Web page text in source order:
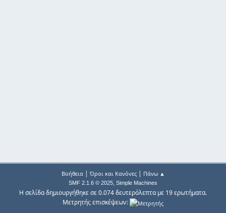
Βοήθεια| Όροι και Κανόνες| Πάνω ▲
SMF 2.1.6 © 2025, Simple Machines
Η σελίδα δημιουργήθηκε σε 0.074 δευτερόλεπτα με 19 ερωτήματα.
Μετρητής επισκέψεων: